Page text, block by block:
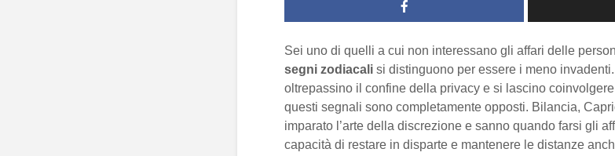
Sei uno di quelli a cui non interessano gli affari delle
segni zodiacali si distinguono per essere i meno
oltrepassino il confine della privacy e si lascino
questi segnali sono completamente opposti. Bilancia,
imparato l’arte della discrezione e sanno quando farsi gli
capacità di restare in disparte e mantenere le distanze